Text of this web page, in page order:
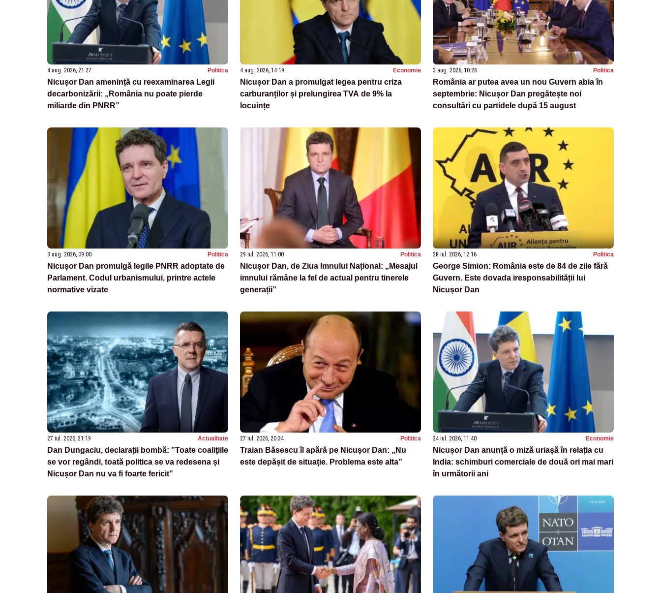
4 aug. 2026, 21:27 Politica
Nicușor Dan amenință cu reexaminarea Legii
decarbonizării: „România nu poate pierde
miliarde din PNRR”
4 aug. 2026, 14:19 Economie
Nicușor Dan a promulgat legea pentru criza
carburanților și prelungirea TVA de 9% la
locuințe
3 aug. 2026, 10:28 Politica
România ar putea avea un nou Guvern abia în
septembrie: Nicușor Dan pregătește noi
consultări cu partidele după 15 august
3 aug. 2026, 09:00 Politica
Nicușor Dan promulgă legile PNRR adoptate de
Parlament. Codul urbanismului, printre actele
normative vizate
29 iul. 2026, 11:00 Politica
Nicușor Dan, de Ziua Imnului Național: „Mesajul
imnului rămâne la fel de actual pentru tinerele
generații”
28 iul. 2026, 12:16 Politica
George Simion: România este de 84 de zile fără
Guvern. Este dovada iresponsabilității lui
Nicușor Dan
27 iul. 2026, 21:19 Actualitate
Dan Dungaciu, declarații bombă: ”Toate coalițiile
se vor regândi, toată politica se va redesena și
Nicușor Dan nu va fi foarte fericit”
27 iul. 2026, 20:34 Politica
Traian Băsescu îl apără pe Nicușor Dan: „Nu
este depășit de situație. Problema este alta”
24 iul. 2026, 11:40 Economie
Nicușor Dan anunță o miză uriașă în relația cu
India: schimburi comerciale de două ori mai mari
în următorii ani